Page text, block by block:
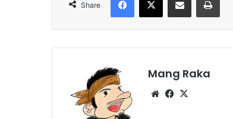
Share
Mang Raka
WebsiteFacebook